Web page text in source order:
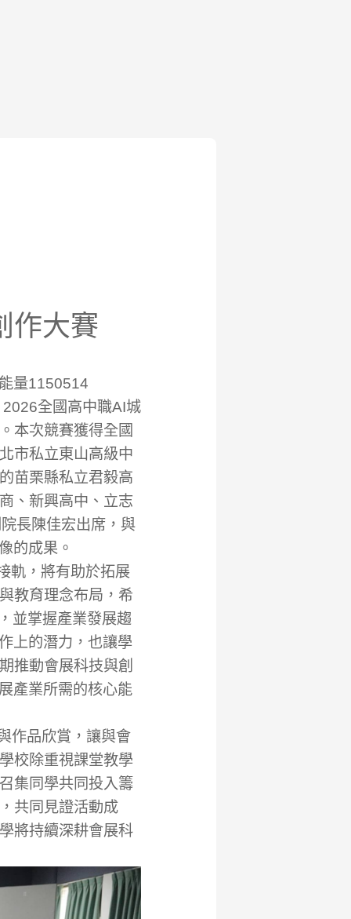
作大賽
量1150514
全國高中職AI城
本次競賽獲得全國
市私立東山高級中
苗栗縣私立君毅高
、新興高中、立志
長陳佳宏出席，與
的成果。
，將有助於拓展
教育理念布局，希
並掌握產業發展趨
上的潛力，也讓學
推動會展科技與創
產業所需的核心能
作品欣賞，讓與會
校除重視課堂教學
集同學共同投入籌
共同見證活動成
將持續深耕會展科